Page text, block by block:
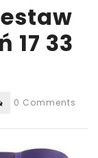
17 33
0 Comments